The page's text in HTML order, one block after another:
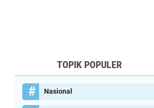
TOPIK POPULER
Nasional